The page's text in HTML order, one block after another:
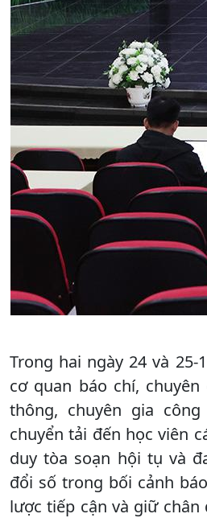
Trong hai ngày 24 và
cơ quan báo chí,
thông, chuyên gia
chuyển tải đến học viên
duy tòa soạn hội tụ và
đổi số trong bối cảnh
lược tiếp cận và giữ chân